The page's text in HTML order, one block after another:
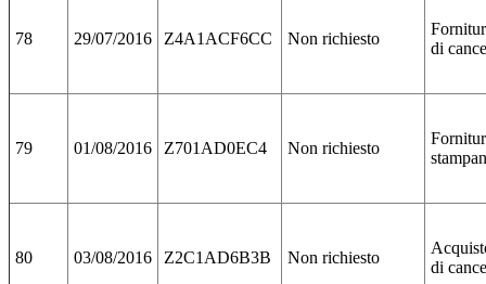
78 29/07/2016 Z4A1ACF6CC Non richiesto
di
79 01/08/2016 Z701AD0EC4 Non richiesto
80 03/08/2016 Z2C1AD6B3B Non richiesto
di